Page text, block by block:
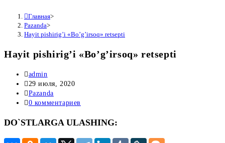
Главная>
Pazanda>
Hayit pishirigʼi «Boʼgʼirsoq» retsepti
Hayit pishirigʼi «Boʼgʼirsoq» retsepti
Автор
записи:
admin
Запись
опубликована:
29 июля, 2020
Рубрика
записи:
Pazanda
Комментарии
записи:
0 комментариев
DO`STLARGA ULASHING: